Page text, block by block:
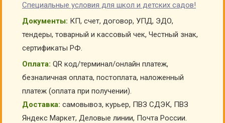
Специальные условия для школ и детских садов!
Документы: КП, счет, договор, УПД, ЭДО,
тендеры, товарный и кассовый чек, Честный знак,
сертификаты РФ.
Оплата: QR код/терминал/онлайн платеж,
безналичная оплата, постоплата, наложенный
платеж (оплата при получении).
Доставка: самовывоз, курьер, ПВЗ СДЭК, ПВЗ
Яндекс Маркет, Деловые линии, Почта России.